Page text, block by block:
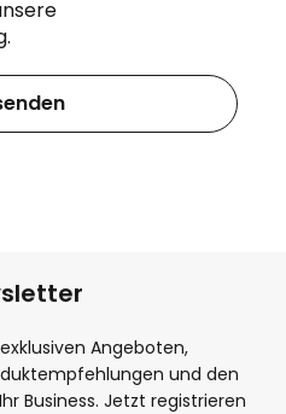
.
Angeboten,
und den
Business. Jetzt registrieren